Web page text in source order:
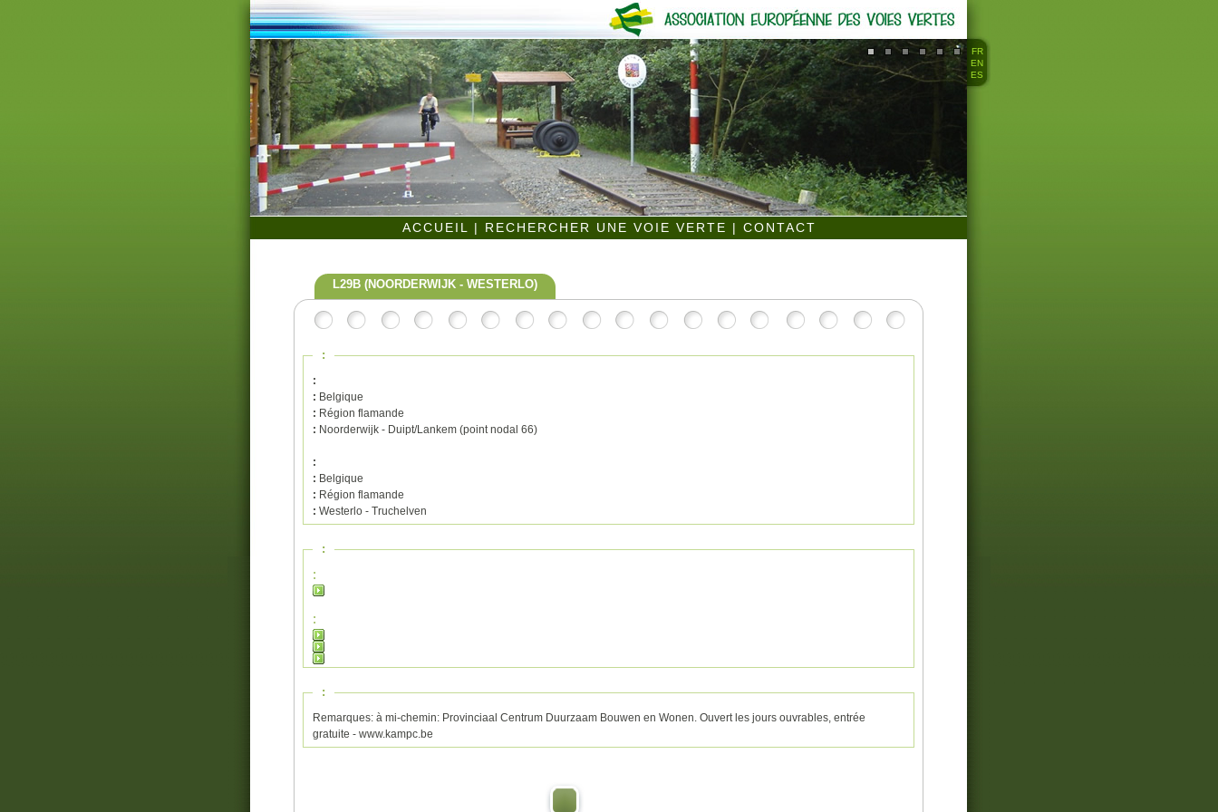
FR
EN
ES
ACCUEIL | RECHERCHER UNE VOIE VERTE | CONTACT
L29B (NOORDERWIJK - WESTERLO)
:
:
: Belgique
: Région flamande
: Noorderwijk - Duipt/Lankem (point nodal 66)
:
: Belgique
: Région flamande
: Westerlo - Truchelven
:
:
:
:
Remarques: à mi-chemin: Provinciaal Centrum Duurzaam Bouwen en Wonen. Ouvert les jours ouvrables, entrée
gratuite - www.kampc.be